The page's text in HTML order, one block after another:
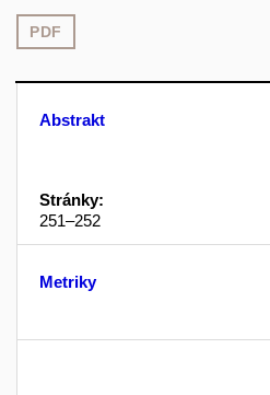
PDF
Abstrakt
Stránky:
251–252
Metriky